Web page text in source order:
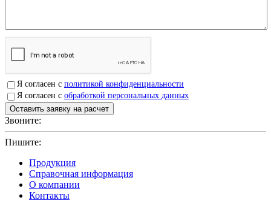
Я согласен с политикой конфиденциальности
Я согласен с обработкой персональных данных
Звоните:
Пишите:
Продукция
Справочная информация
О компании
Контакты